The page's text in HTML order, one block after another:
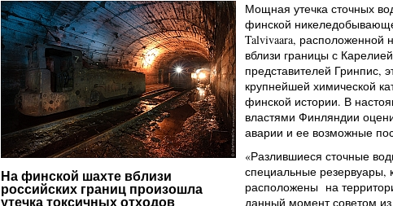
На финской шахте вблизи
российских границ произошла
утечка токсичных отходов
Мощная утечка сточных
финской
Talvivaara, расположенной
вблизи границы с
представителей Гринпис,
крупнейшей химической
финской истории. В
властями Финляндии
аварии и ее возможные
«Разлившиеся сточные
специальные резервуары,
расположены на
данный момент советом